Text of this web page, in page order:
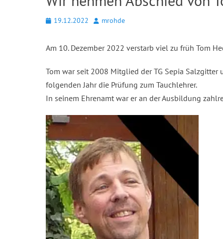
Posted
19.12.2022 Autormrohde
Am 10. Dezember 2022 verstarb viel zu früh Tom
Tom war seit 2008 Mitglied der TG Sepia
folgenden Jahr die Prüfung zum Tauchlehrer.
In seinem Ehrenamt war er an der Ausbildung